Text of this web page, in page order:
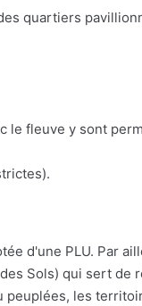
quartiers
le fleuve y sont
d'une PLU. Par
Sols) qui sert
peuplées, les